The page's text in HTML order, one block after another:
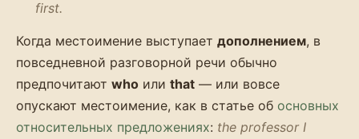
first.
Когда местоимение выступает дополнением, в
повседневной разговорной речи обычно
предпочитают who или that — или вовсе
опускают местоимение, как в статье об основных
относительных предложениях: the professor I